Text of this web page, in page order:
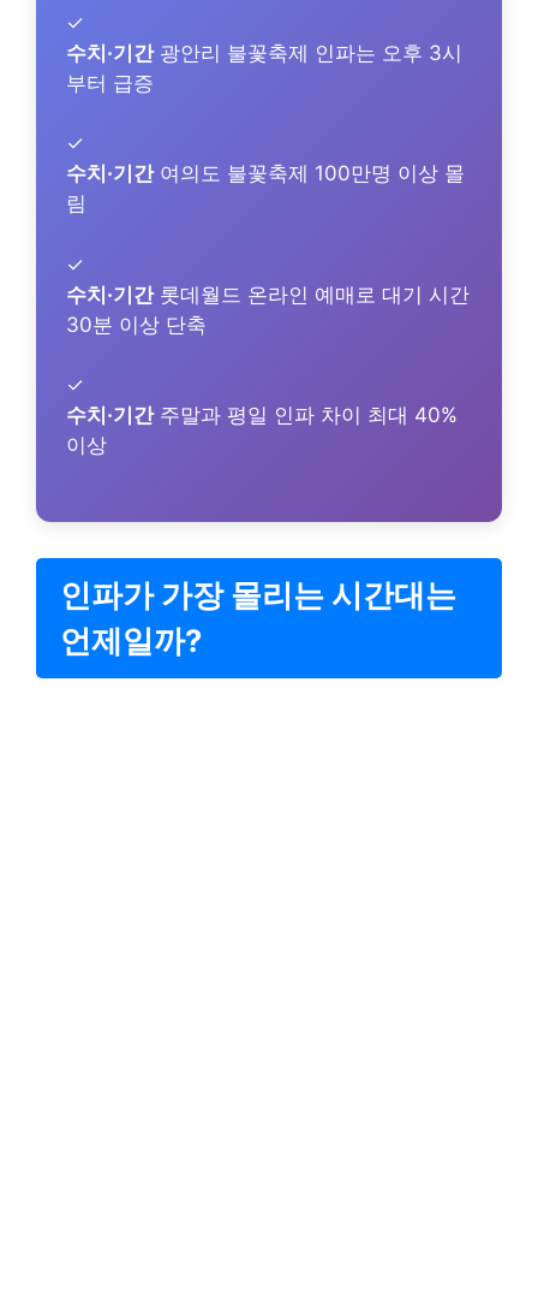
✓
수치·기간광안리 불꽃축제 인파는 오후 3시
부터 급증
✓
수치·기간여의도 불꽃축제 100만명 이상 몰
림
✓
수치·기간롯데월드 온라인 예매로 대기 시간
30분 이상 단축
✓
수치·기간주말과 평일 인파 차이 최대 40%
이상
인파가 가장 몰리는 시간대는
언제일까?